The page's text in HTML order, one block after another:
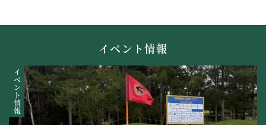
イベント情報
イベント情報